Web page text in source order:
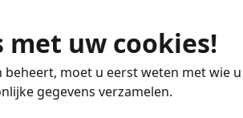
met uw cookies!
moet u eerst weten met wie
gegevens verzamelen.